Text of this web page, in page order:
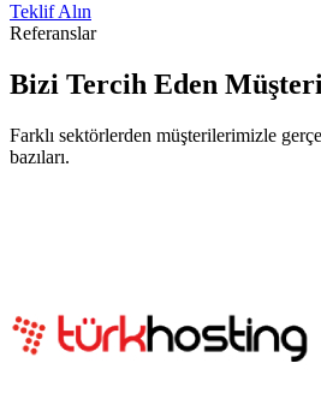
Teklif Alın
Referanslar
Bizi Tercih Eden
Farklı sektörlerden müşterilerimizle
bazıları.